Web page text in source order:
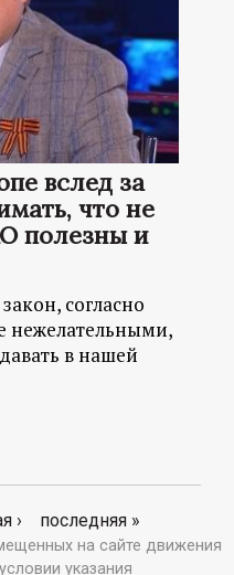
вслед за
что не
полезны и
согласно
нежелательными,
в нашей
› последняя »
на сайте движения
указания